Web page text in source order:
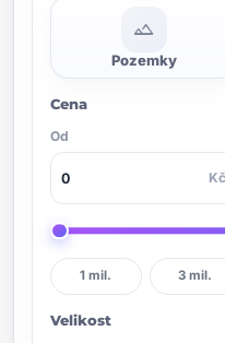
landscape
Pozemky
Cena
Od
Kč
1 mil. 3 mil.
Velikost